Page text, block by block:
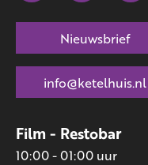
Film - Restobar
10:00 - 01:00 uur
Nieuwsbrief
info@ketelhuis.nl